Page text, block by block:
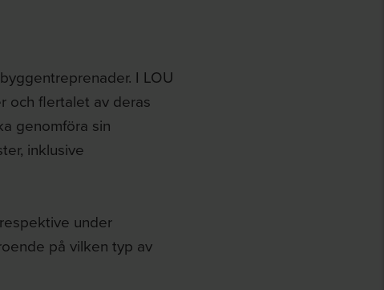
I LOU
och flertalet av deras
genomföra sin
inklusive
under
på vilken typ av